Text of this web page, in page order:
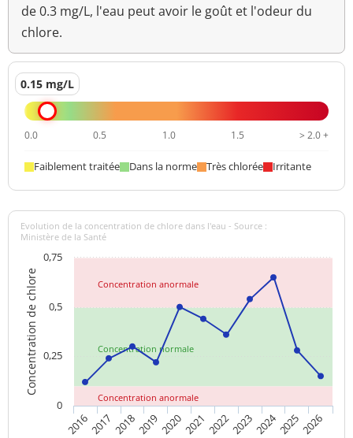
de 0.3 mg/L, l'eau peut avoir le goût et l'odeur du
chlore.
0.15 mg/L
0.0 0.5 1.0 1.5 > 2.0 +
Faiblement traitée Dans la norme Très chlorée Irritante
Concentration normale
Concentration anormale
Concentration anormale
Concentration de chlore
Evolution de la concentration de chlore dans l'eau - Source :
Ministère de la Santé
20162017 201820192020202120222023202420252026
0
0,25
0,5
0,75